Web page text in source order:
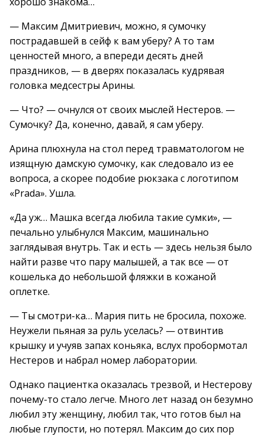
— Максим Дмитриевич, можно, я сумочку
пострадавшей в сейф к вам уберу? А то там
ценностей много, а впереди десять дней
праздников, — в дверях показалась кудрявая
головка медсестры Арины.
— Что? — очнулся от своих мыслей Нестеров. —
Сумочку? Да, конечно, давай, я сам уберу.
Арина плюхнула на стол перед травматологом не
изящную дамскую сумочку, как следовало из ее
вопроса, а скорее подобие рюкзака с логотипом
«Prada». Ушла.
«Да уж… Машка всегда любила такие сумки», —
печально улыбнулся Максим, машинально
заглядывая внутрь. Так и есть — здесь нельзя было
найти разве что пару малышей, а так все — от
кошелька до небольшой фляжки в кожаной
оплетке.
— Ты смотри-ка… Мария пить не бросила, похоже.
Неужели пьяная за руль уселась? — отвинтив
крышку и учуяв запах коньяка, вслух пробормотал
Нестеров и набрал номер лаборатории.
Однако пациентка оказалась трезвой, и Нестерову
почему-то стало легче. Много лет назад он безумно
любил эту женщину, любил так, что готов был на
любые глупости, но потерял. Максим до сих пор